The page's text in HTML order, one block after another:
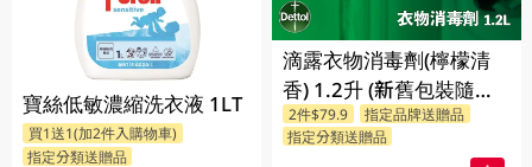
寶絲低敏濃縮洗衣液 1LT
買1送1(加2件入購物車)
指定分類送贈品
滴露衣物消毒劑(檸檬清
香) 1.2升 (新舊包裝隨機
發送)
2件$79.9
指定品牌送贈品
指定分類送贈品